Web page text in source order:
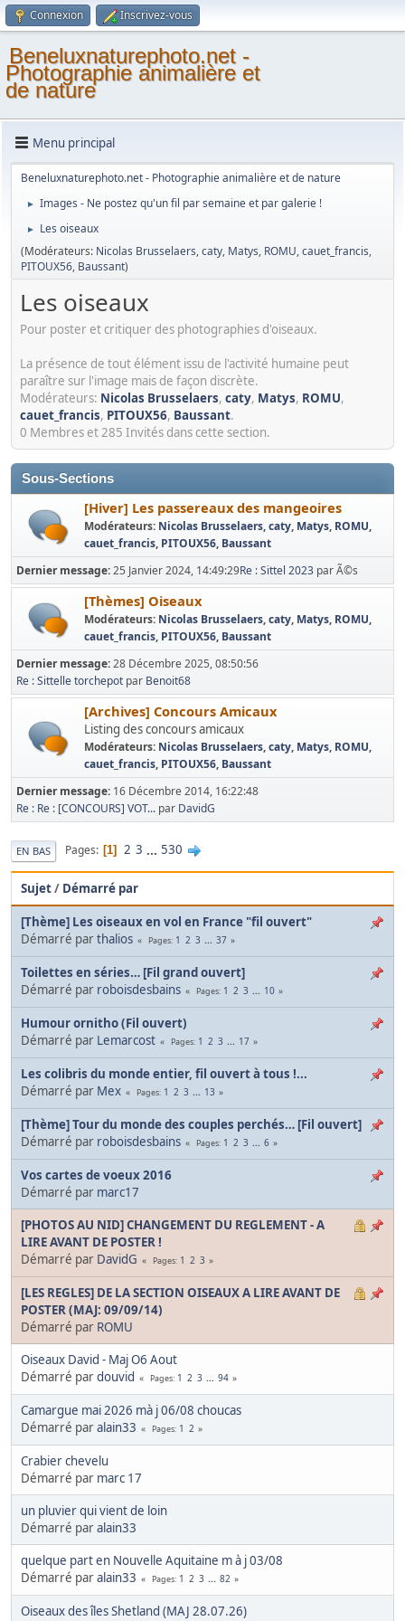
Connexion Inscrivez-vous
Beneluxnaturephoto.net -
Photographie animalière et
de nature
Menu principal
Beneluxnaturephoto.net - Photographie animalière et de nature
► Images - Ne postez qu'un fil par semaine et par galerie !
►
Les oiseaux
(Modérateurs: Nicolas Brusselaers,caty, Matys, ROMU,cauet_francis,
PITOUX56, Baussant)
Les oiseaux
Pour poster et critiquer des photographies d'oiseaux.
La présence de tout élément issu de l'activité humaine peut
paraître sur l'image mais de façon discrète.
Modérateurs: Nicolas Brusselaers, caty, Matys, ROMU,
cauet_francis, PITOUX56, Baussant.
0 Membres et 285 Invités dans cette section.
Sous-Sections
[Hiver] Les passereaux des mangeoires
Modérateurs: Nicolas Brusselaers,caty, Matys, ROMU,
cauet_francis, PITOUX56, Baussant
Dernier message:25 Janvier 2024, 14:49:29Re : Sittel 2023 par Ã©s
[Thèmes] Oiseaux
Modérateurs: Nicolas Brusselaers,caty, Matys, ROMU,
cauet_francis, PITOUX56, Baussant
Dernier message:28 Décembre 2025, 08:50:56
Re : Sittelle torchepot par Benoit68
[Archives] Concours Amicaux
Listing des concours amicaux
Modérateurs: Nicolas Brusselaers,caty, Matys, ROMU,
cauet_francis, PITOUX56, Baussant
Dernier message: 16 Décembre 2014, 16:22:48
Re : Re : [CONCOURS] VOT... par DavidG
EN BAS Pages 1 2 3 ... 530
Sujet/ Démarré par
[Thème] Les oiseaux en vol en France "fil ouvert"
Démarré parthalios Pages 1 2 3 ... 37
Toilettes en séries… [Fil grand ouvert]
Démarré par roboisdesbains Pages 1 2 3 ... 10
Humour ornitho (Fil ouvert)
Démarré par Lemarcost Pages 1 2 3 ... 17
Les colibris du monde entier, fil ouvert à tous !...
Démarré par Mex Pages 1 2 3 ... 13
[Thème] Tour du monde des couples perchés… [Fil ouvert]
Démarré par roboisdesbains Pages 1 2 3 ... 6
Vos cartes de voeux 2016
Démarré par marc17
[PHOTOS AU NID] CHANGEMENT DU REGLEMENT - A
LIRE AVANT DE POSTER !
Démarré par DavidG Pages 1 2 3
[LES REGLES] DE LA SECTION OISEAUX A LIRE AVANT DE
POSTER (MAJ: 09/09/14)
Démarré par ROMU
Oiseaux David - Maj O6 Aout
Démarré pardouvid Pages 1 2 3 ... 94
Camargue mai 2026 mà j 06/08 choucas
Démarré paralain33 Pages 1 2
Crabier chevelu
Démarré par marc 17
un pluvier qui vient de loin
Démarré paralain33
quelque part en Nouvelle Aquitaine m à j 03/08
Démarré paralain33 Pages 1 2 3 ... 82
Oiseaux des îles Shetland (MAJ 28.07.26)